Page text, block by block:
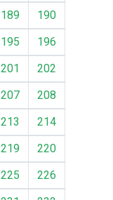
189
190
195
196
201
202
207
208
213
214
219
220
225
226